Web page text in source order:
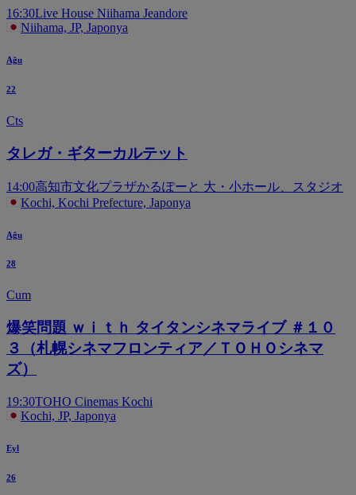
16:30Live House Niihama Jeandore
Niihama, JP, Japonya
Ağu
22
Cts
タレガ・ギターカルテット
14:00高知市文化プラザかるぽーと 大・小ホール、スタジオ
Kochi, Kochi Prefecture, Japonya
Ağu
28
Cum
爆笑問題 ｗｉｔｈ タイタンシネマライブ ＃１０
３（札幌シネマフロンティア／ＴＯＨＯシネマ
ズ）
19:30TOHO Cinemas Kochi
Kochi, JP, Japonya
Eyl
26